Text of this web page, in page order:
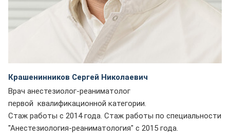
Крашенинников Сергей Николаевич
Врач анестезиолог-реаниматолог
первой квалификационной категории.
Стаж работы с 2014 года. Стаж работы по специальности
"Анестезиология-реаниматология" с 2015 года.